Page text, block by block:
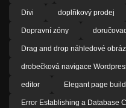
Divi doplňkový prodej
Dopravní zóny
Drag and drop náhledové
drobečková navigace
editor Elegant page
Error Establishing a Database